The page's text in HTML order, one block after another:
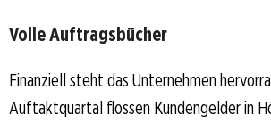
Volle Auftragsbücher
Finanziell steht das Unternehmen
Auftaktquartal flossen Kundengelder in